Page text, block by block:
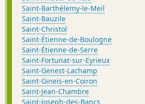
Saint-Barthélemy-le-Meil
Saint-Bauzile
Saint-Christol
Saint-Étienne-de-Boulogne
Saint-Étienne-de-Serre
Saint-Fortunat-sur-Eyrieux
Saint-Genest-Lachamp
Saint-Gineis-en-Coiron
Saint-Jean-Chambre
Saint-Joseph-des-Bancs